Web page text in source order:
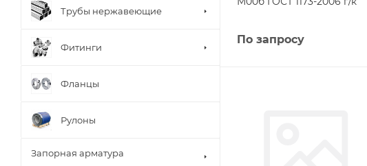
По запросу
Трубы нержавеющие
Фитинги
Фланцы
Рулоны
Запорная арматура